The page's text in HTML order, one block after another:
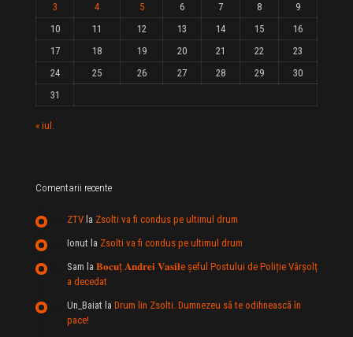
3
4 5 6 7 8
9
10
11 12 13 14 15
16
17
18 19 20 21 22
23
24
25 26 27 28 29
30
31
« iul.
Comentarii recente
ZTV la Zsolti va fi condus pe ultimul drum
Ionut la Zsolti va fi condus pe ultimul drum
Sam la 𝐁𝐨𝐜𝐮ț 𝐀𝐧𝐝𝐫𝐞𝐢 𝐕𝐚𝐬𝐢𝐥e şeful Postului de Poliție Vârșolț
a decedat
Un_Baiat la Drum lin Zsolti. Dumnezeu sã te odihneascã în
pace!